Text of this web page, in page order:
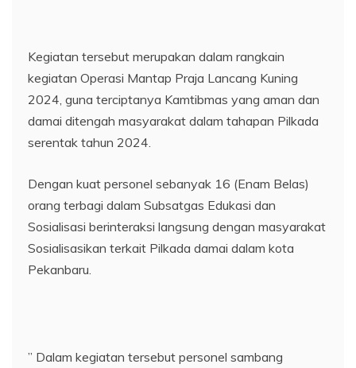
Kegiatan tersebut merupakan dalam rangkain
kegiatan Operasi Mantap Praja Lancang Kuning
2024, guna terciptanya Kamtibmas yang aman dan
damai ditengah masyarakat dalam tahapan Pilkada
serentak tahun 2024.
Dengan kuat personel sebanyak 16 (Enam Belas)
orang terbagi dalam Subsatgas Edukasi dan
Sosialisasi berinteraksi langsung dengan masyarakat
Sosialisasikan terkait Pilkada damai dalam kota
Pekanbaru.
” Dalam kegiatan tersebut personel sambang